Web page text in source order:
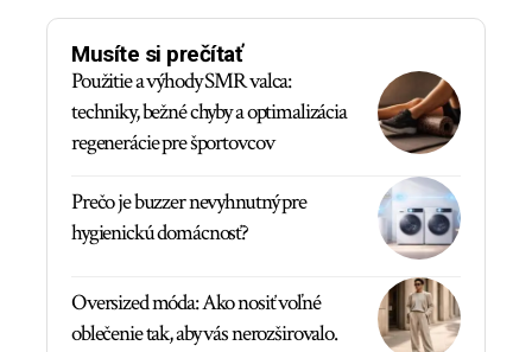
Musíte si prečítať
Použitie a výhody SMR valca:
techniky, bežné chyby a optimalizácia
regenerácie pre športovcov
Prečo je buzzer nevyhnutný pre
hygienickú domácnosť?
Oversized móda: Ako nosiť voľné
oblečenie tak, aby vás nerozširovalo.